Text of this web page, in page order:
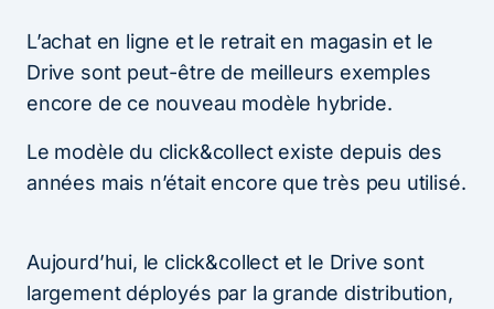
L’achat en ligne et le retrait en magasin et le
Drive sont peut-être de meilleurs exemples
encore de ce nouveau modèle hybride.
Le modèle du click&collect existe depuis des
années mais n’était encore que très peu utilisé.
Aujourd’hui, le click&collect et le Drive sont
largement déployés par la grande distribution,